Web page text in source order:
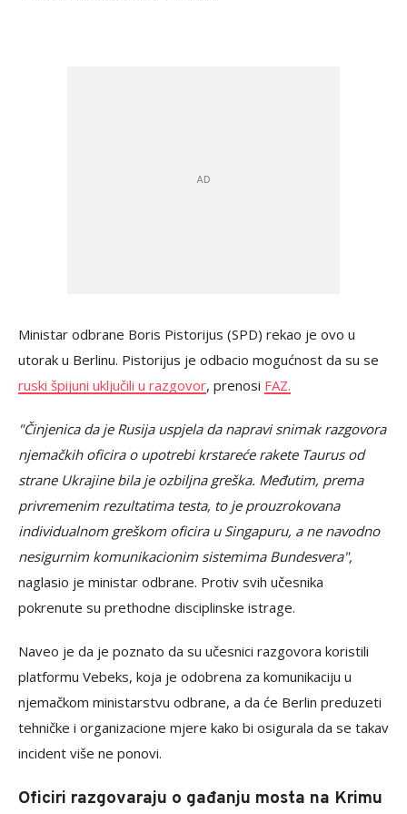
Ministar odbrane Boris Pistorijus (SPD) rekao je ovo u
utorak u Berlinu. Pistorijus je odbacio mogućnost da su se
ruski špijuni uključili u razgovor, prenosi FAZ.
"Činjenica da je Rusija uspjela da napravi snimak razgovora
njemačkih oficira o upotrebi krstareće rakete Taurus od
strane Ukrajine bila je ozbiljna greška. Međutim, prema
privremenim rezultatima testa, to je prouzrokovana
individualnom greškom oficira u Singapuru, a ne navodno
nesigurnim komunikacionim sistemima Bundesvera",
naglasio je ministar odbrane. Protiv svih učesnika
pokrenute su prethodne disciplinske istrage.
Naveo je da je poznato da su učesnici razgovora koristili
platformu Vebeks, koja je odobrena za komunikaciju u
njemačkom ministarstvu odbrane, a da će Berlin preduzeti
tehničke i organizacione mjere kako bi osigurala da se takav
incident više ne ponovi.
Oficiri razgovaraju o gađanju mosta na Krimu